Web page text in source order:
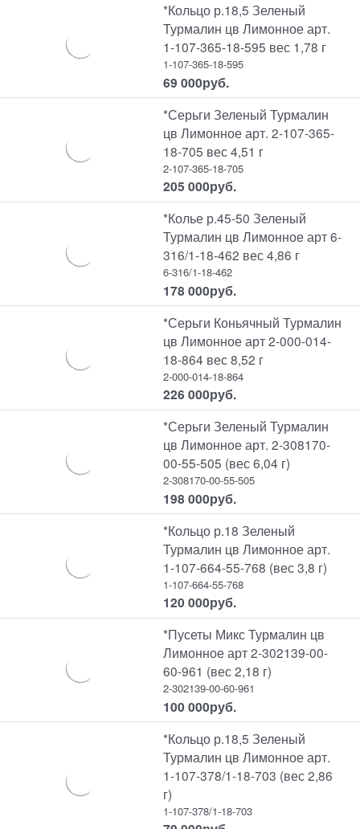
*Кольцо р.18,5 Зеленый
Турмалин цв Лимонное арт.
1-107-365-18-595 вес 1,78 г
1-107-365-18-595
69 000руб.
*Серьги Зеленый Турмалин
цв Лимонное арт. 2-107-365-
18-705 вес 4,51 г
2-107-365-18-705
205 000руб.
*Колье р.45-50 Зеленый
Турмалин цв Лимонное арт 6-
316/1-18-462 вес 4,86 г
6-316/1-18-462
178 000руб.
*Серьги Коньячный Турмалин
цв Лимонное арт 2-000-014-
18-864 вес 8,52 г
2-000-014-18-864
226 000руб.
*Серьги Зеленый Турмалин
цв Лимонное арт. 2-308170-
00-55-505 (вес 6,04 г)
2-308170-00-55-505
198 000руб.
*Кольцо р.18 Зеленый
Турмалин цв Лимонное арт.
1-107-664-55-768 (вес 3,8 г)
1-107-664-55-768
120 000руб.
*Пусеты Микс Турмалин цв
Лимонное арт 2-302139-00-
60-961 (вес 2,18 г)
2-302139-00-60-961
100 000руб.
*Кольцо р.18,5 Зеленый
Турмалин цв Лимонное арт.
1-107-378/1-18-703 (вес 2,86
г)
1-107-378/1-18-703